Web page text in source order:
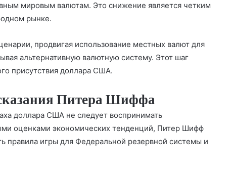
мировым валютам. Это снижение является четким
рынке.
продвигая использование местных валют для
альтернативную валютную систему. Этот шаг
присутствия доллара США.
Питера Шиффа
доллара США не следует воспринимать
оценками экономических тенденций, Питер Шифф
правила игры для Федеральной резервной системы и